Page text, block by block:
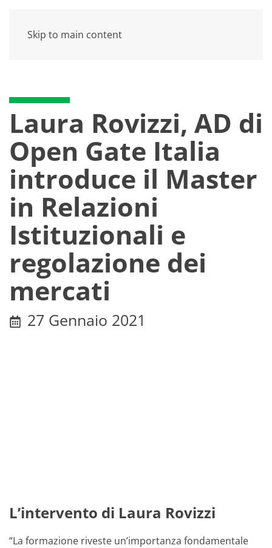
Skip to main content
Laura Rovizzi, AD di
Open Gate Italia
introduce il Master
in Relazioni
Istituzionali e
regolazione dei
mercati
27 Gennaio 2021
L’intervento di Laura Rovizzi
“La formazione riveste un’importanza fondamentale